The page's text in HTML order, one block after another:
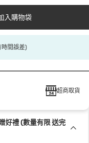
入購物袋
間誤差)
超商取貨
好禮 (數量有限 送完